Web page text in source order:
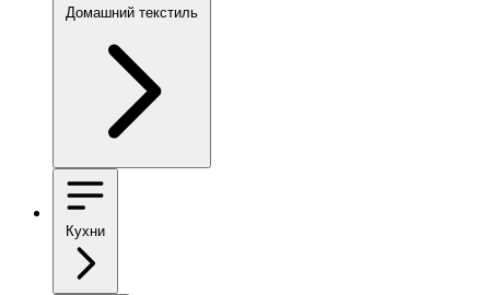
Домашний текстиль
Кухни